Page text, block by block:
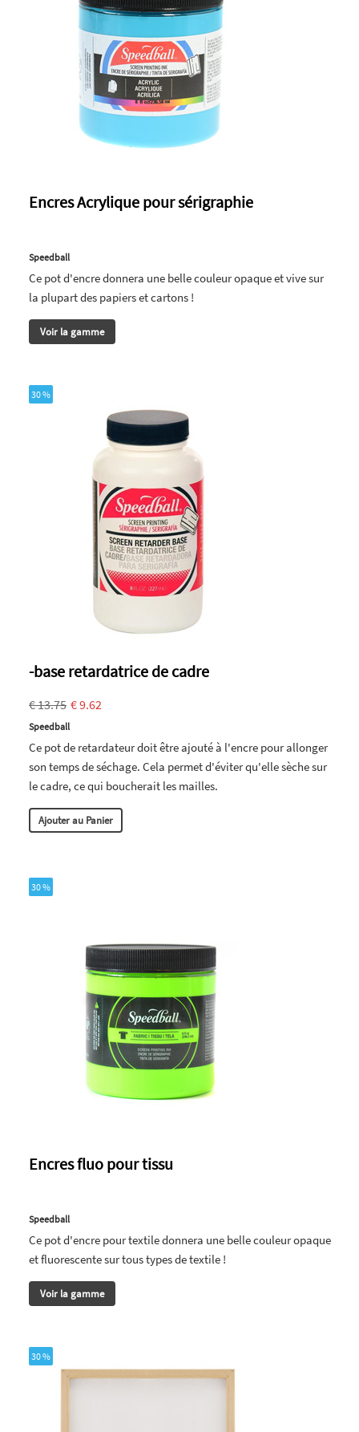
Encres Acrylique pour sérigraphie
Speedball
Ce pot d'encre donnera une belle couleur opaque et vive sur
la plupart des papiers et cartons !
Voir la gamme
30 %
-base retardatrice de cadre
€ 13.75 € 9.62
Speedball
Ce pot de retardateur doit être ajouté à l'encre pour allonger
son temps de séchage. Cela permet d'éviter qu'elle sèche sur
le cadre, ce qui boucherait les mailles.
Ajouter au Panier
30 %
Encres fluo pour tissu
Speedball
Ce pot d'encre pour textile donnera une belle couleur opaque
et fluorescente sur tous types de textile !
Voir la gamme
30 %